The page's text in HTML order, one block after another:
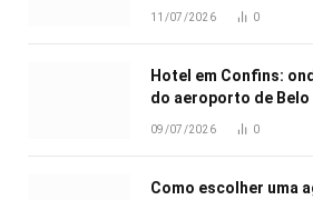
11/07/2026 0
Hotel em Confins:
do aeroporto de
09/07/2026 0
Como escolher uma